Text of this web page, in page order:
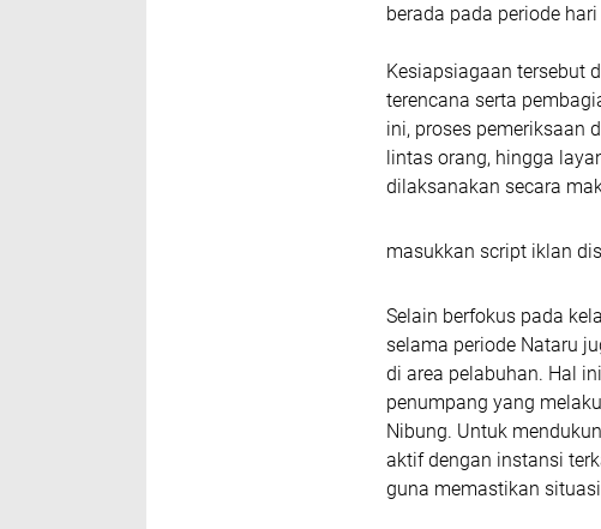
berada pada periode
Kesiapsiagaan tersebut
terencana serta
ini, proses pemeriksaan
lintas orang, hingga
dilaksanakan secara
masukkan script iklan
Selain berfokus pada
selama periode Nataru
di area pelabuhan. Hal
penumpang yang
Nibung. Untuk
aktif dengan instansi
guna memastikan